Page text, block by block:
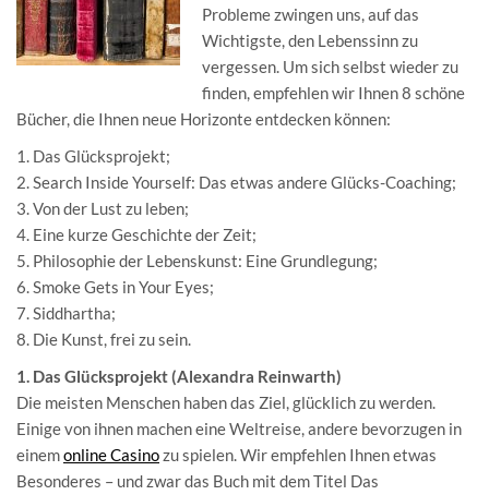
Probleme zwingen uns, auf das
Wichtigste, den Lebenssinn zu
vergessen. Um sich selbst wieder zu
finden, empfehlen wir Ihnen 8 schöne
Bücher, die Ihnen neue Horizonte entdecken können:
1. Das Glücksprojekt;
2. Search Inside Yourself: Das etwas andere Glücks-Coaching;
3. Von der Lust zu leben;
4. Eine kurze Geschichte der Zeit;
5. Philosophie der Lebenskunst: Eine Grundlegung;
6. Smoke Gets in Your Eyes;
7. Siddhartha;
8. Die Kunst, frei zu sein.
1. Das Glücksprojekt (Alexandra Reinwarth)
Die meisten Menschen haben das Ziel, glücklich zu werden.
Einige von ihnen machen eine Weltreise, andere bevorzugen in
einemonline Casinozu spielen. Wir empfehlen Ihnen etwas
Besonderes – und zwar das Buch mit dem Titel Das